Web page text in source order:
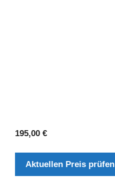
195,00 €
Aktuellen Preis prüfen